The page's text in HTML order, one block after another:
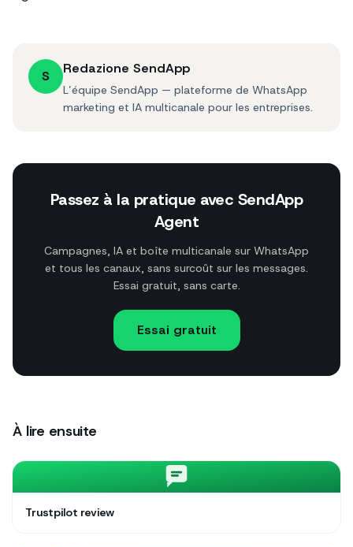
S Redazione SendApp
L’équipe SendApp — plateforme de WhatsApp
marketing et IA multicanale pour les entreprises.
Passez à la pratique avec SendApp
Agent
Campagnes, IA et boîte multicanale sur WhatsApp
et tous les canaux, sans surcoût sur les messages.
Essai gratuit, sans carte.
Essai gratuit
À lire ensuite
Trustpilot review